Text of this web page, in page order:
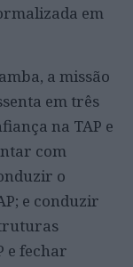
em
a missão
em três
na TAP e
com
o
e conduzir
e fechar